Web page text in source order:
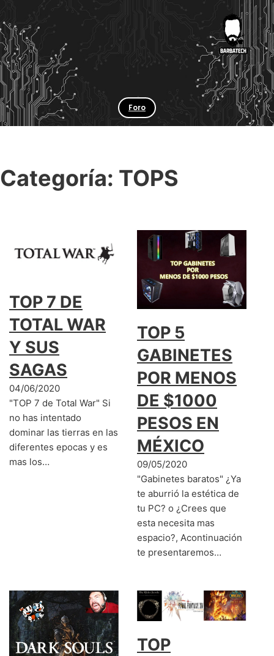
Foro
Categoría: TOPS
TOP 7 DE
TOTAL WAR
Y SUS
SAGAS
04/06/2020
"TOP 7 de Total War" Si
no has intentado
dominar las tierras en las
diferentes epocas y es
mas los…
TOP 5
GABINETES
POR MENOS
DE $1000
PESOS EN
MÉXICO
09/05/2020
"Gabinetes baratos" ¿Ya
te aburrió la estética de
tu PC? o ¿Crees que
esta necesita mas
espacio?, Acontinuación
te presentaremos…
TOP